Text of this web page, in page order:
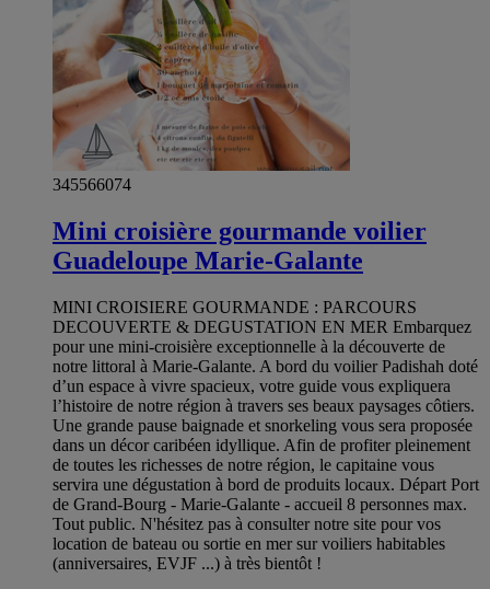
345566074
Mini croisière gourmande voilier
Guadeloupe Marie-Galante
MINI CROISIERE GOURMANDE : PARCOURS
DECOUVERTE & DEGUSTATION EN MER Embarquez
pour une mini-croisière exceptionnelle à la découverte de
notre littoral à Marie-Galante. A bord du voilier Padishah doté
d’un espace à vivre spacieux, votre guide vous expliquera
l’histoire de notre région à travers ses beaux paysages côtiers.
Une grande pause baignade et snorkeling vous sera proposée
dans un décor caribéen idyllique. Afin de profiter pleinement
de toutes les richesses de notre région, le capitaine vous
servira une dégustation à bord de produits locaux. Départ Port
de Grand-Bourg - Marie-Galante - accueil 8 personnes max.
Tout public. N'hésitez pas à consulter notre site pour vos
location de bateau ou sortie en mer sur voiliers habitables
(anniversaires, EVJF ...) à très bientôt !